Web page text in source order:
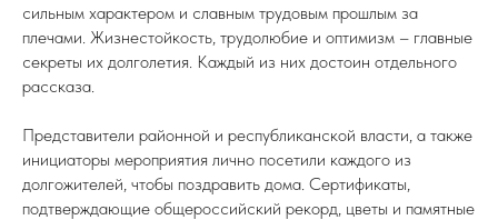
сильным характером и славным трудовым прошлым за
плечами. Жизнестойкость, трудолюбие и оптимизм – главные
секреты их долголетия. Каждый из них достоин отдельного
рассказа.
Представители районной и республиканской власти, а также
инициаторы мероприятия лично посетили каждого из
долгожителей, чтобы поздравить дома. Сертификаты,
подтверждающие общероссийский рекорд, цветы и памятные